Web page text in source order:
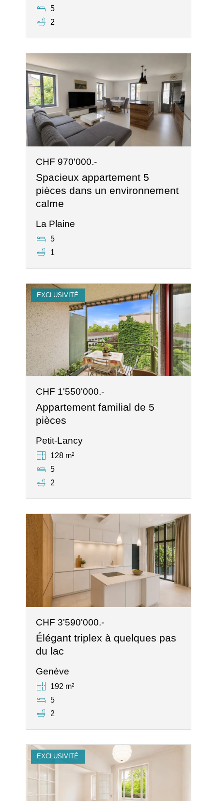
5
2
CHF 970'000.-
Spacieux appartement 5
pièces dans un environnement
calme
La Plaine
5
1
EXCLUSIVITÉ
CHF 1'550'000.-
Appartement familial de 5
pièces
Petit-Lancy
128 m²
5
2
CHF 3'590'000.-
Élégant triplex à quelques pas
du lac
Genève
192 m²
5
2
EXCLUSIVITÉ